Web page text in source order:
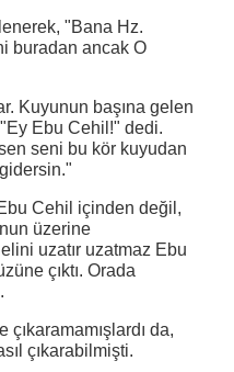
"Bana Hz.
buradan ancak O
Kuyunun başına gelen
Ebu Cehil!" dedi.
seni bu kör kuyudan
Cehil içinden değil,
üzerine
uzatır uzatmaz Ebu
çıktı. Orada
da,
çıkarabilmişti.